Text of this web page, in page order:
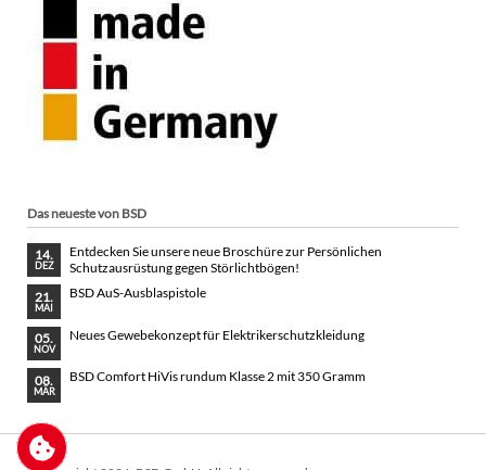
Das neueste von BSD
14.
DEZ
Entdecken Sie unsere neue Broschüre zur Persönlichen
Schutzausrüstung gegen Störlichtbögen!
21.
MAI
BSD AuS-Ausblaspistole
05.
NOV
Neues Gewebekonzept für Elektrikerschutzkleidung
08.
MÄR
BSD Comfort HiVis rundum Klasse 2 mit 350 Gramm